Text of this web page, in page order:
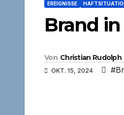
EREIGNISSE
Brand
Von Christian Rudolph
OKT. 15, 2024